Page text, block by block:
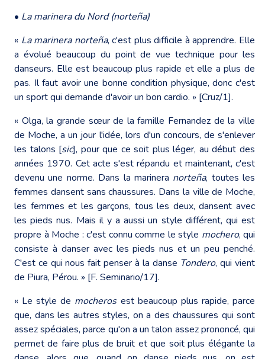
• La marinera du Nord (norteña)
« La marinera norteña, c'est plus difficile à apprendre. Elle
a évolué beaucoup du point de vue technique pour les
danseurs. Elle est beaucoup plus rapide et elle a plus de
pas. Il faut avoir une bonne condition physique, donc c'est
un sport qui demande d'avoir un bon cardio. » [Cruz/1].
« Olga, la grande sœur de la famille Fernandez de la ville
de Moche, a un jour l'idée, lors d'un concours, de s'enlever
les talons [sic], pour que ce soit plus léger, au début des
années 1970. Cet acte s'est répandu et maintenant, c'est
devenu une norme. Dans la marinera norteña, toutes les
femmes dansent sans chaussures. Dans la ville de Moche,
les femmes et les garçons, tous les deux, dansent avec
les pieds nus. Mais il y a aussi un style différent, qui est
propre à Moche : c'est connu comme le style mochero, qui
consiste à danser avec les pieds nus et un peu penché.
C'est ce qui nous fait penser à la danse Tondero, qui vient
de Piura, Pérou. » [F. Seminario/17].
« Le style de mocherosest beaucoup plus rapide, parce
que, dans les autres styles, on a des chaussures qui sont
assez spéciales, parce qu'on a un talon assez prononcé, qui
permet de faire plus de bruit et que soit plus élégante la